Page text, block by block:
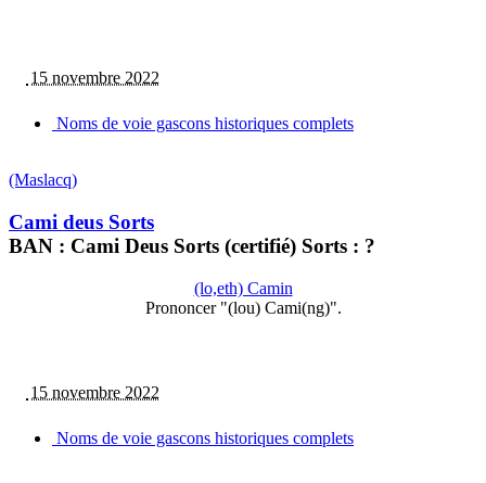
15 novembre 2022
Noms de voie gascons historiques complets
(Maslacq)
Cami deus Sorts
BAN : Cami Deus Sorts (certifié) Sorts : ?
(lo,eth) Camin
Prononcer "(lou) Cami(ng)".
15 novembre 2022
Noms de voie gascons historiques complets